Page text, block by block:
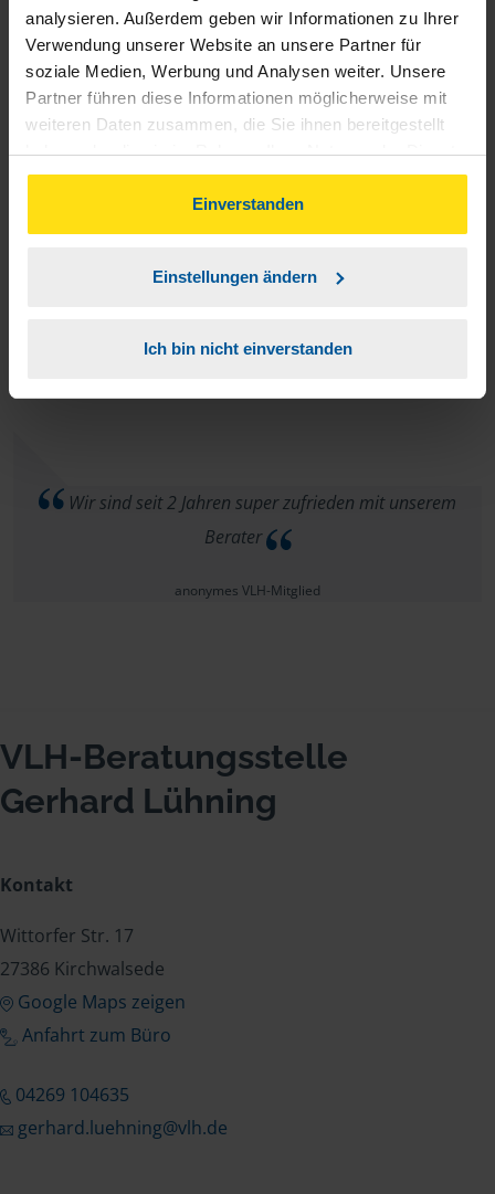
analysieren. Außerdem geben wir Informationen zu Ihrer
Verwendung unserer Website an unsere Partner für
soziale Medien, Werbung und Analysen weiter. Unsere
Partner führen diese Informationen möglicherweise mit
weiteren Daten zusammen, die Sie ihnen bereitgestellt
haben oder die sie im Rahmen Ihrer Nutzung der Dienste
gesammelt haben. Indem Sie auf Einverstanden klicken,
können Sie der Verwendung von Cookies, gemäß
unserer➔ Datenschutzrichtliniezustimmen.
Einverstanden
Einstellungen ändern
Ich bin nicht einverstanden
problemloser Abwicklung wohl kaum zu Überbieten. Danke
Gerhard
Hans-Hinrich Dunker
Angelegenheiten aufbringen. Er leistet wirklich gute Arbeit.
Wir sind seit 2 Jahren super zufrieden mit unserem
Berater
anonymes VLH-Mitglied
VLH-Beratungsstelle
Gerhard Lühning
Kontakt
Wittorfer Str. 17
27386 Kirchwalsede
Google Maps zeigen
Anfahrt zum Büro
04269 104635
gerhard.luehning@vlh.de